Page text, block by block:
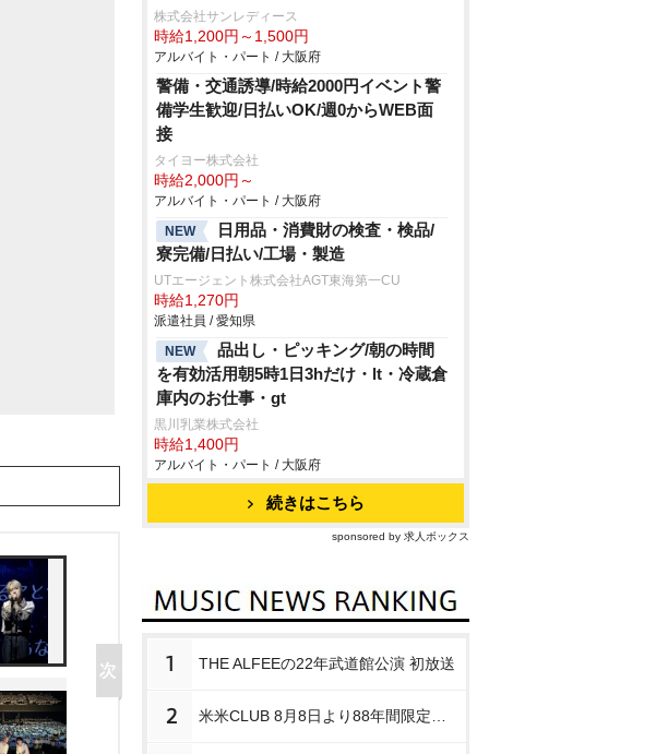
株式会社サンレディース
時給1,200円～1,500円
アルバイト・パート / 大阪府
警備・交通誘導/時給2000円イベント警
備学生歓迎/日払いOK/週0からWEB面
接
タイヨー株式会社
時給2,000円～
アルバイト・パート / 大阪府
NEW
日用品・消費財の検査・検品/
寮完備/日払い/工場・製造
UTエージェント株式会社AGT東海第一CU
時給1,270円
派遣社員 / 愛知県
NEW
品出し・ピッキング/朝の時間
を有効活用朝5時1日3hだけ・lt・冷蔵倉
庫内のお仕事・gt
黒川乳業株式会社
時給1,400円
アルバイト・パート / 大阪府
続きはこちら
sponsored by 求人ボックス
1 THE ALFEEの22年武道館公演 初放送
2